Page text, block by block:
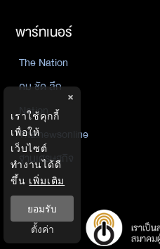
พาร์ทเนอร์
The Nation
คม ชัด ลึก
Nation
Thainewsonline
ฐานเศรษฐกิจ
×
เราใช้คุกกี้
เพื่อให้
เว็บไซต์
ทำงานได้ดี
ขึ้น เพิ่มเติม
ยอมรับ
ตั้งค่า